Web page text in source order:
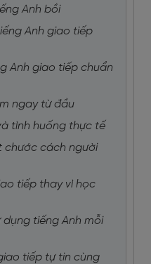
Anh bồi
Anh giao tiếp
Anh giao tiếp chuẩn
ngay từ đầu
tình huống thực tế
chước cách người
tiếp thay vì học
dụng tiếng Anh mỗi
tiếp tự tin cùng